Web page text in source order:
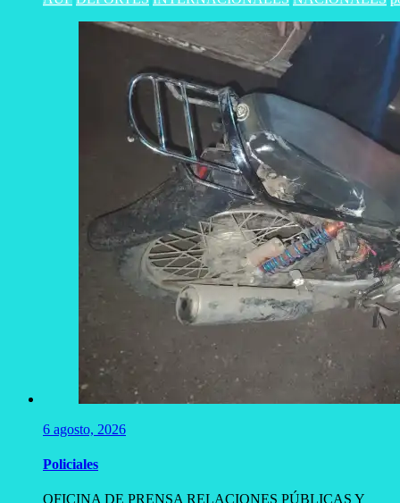
6 agosto, 2026
Policiales
OFICINA DE PRENSA RELACIONES PÚBLICAS Y